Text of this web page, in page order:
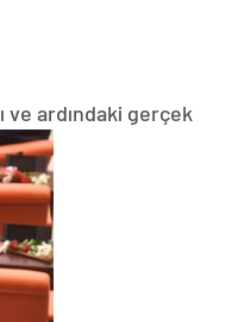
ve ardındaki gerçek